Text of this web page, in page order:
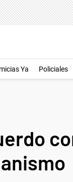
Ya Policiales